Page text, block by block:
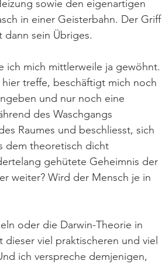
sowie den eigenartigen
in einer Geisterbahn. Der Griff
sein Übriges.
ich mich mittlerweile ja gewöhnt.
treffe, beschäftigt mich noch
und nur noch eine
des Waschgangs
Raumes und beschliesst, sich
dem theoretisch dicht
gehütete Geheimnis der
weiter? Wird der Mensch je in
oder die Darwin-Theorie in
viel praktischeren und viel
ich verspreche demjenigen,